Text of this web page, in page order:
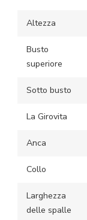
Altezza
Busto
superiore
Sotto busto
La Girovita
Anca
Collo
Larghezza
delle spalle